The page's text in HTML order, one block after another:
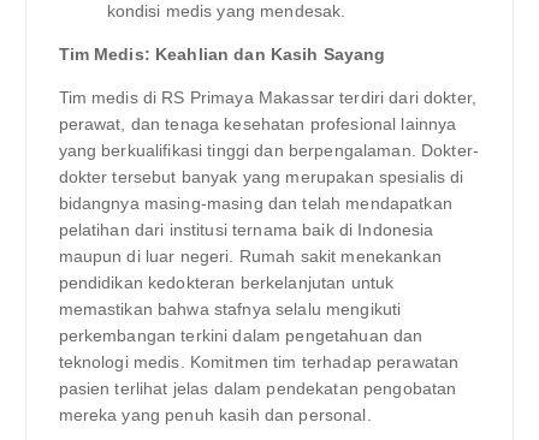
kondisi medis yang mendesak.
Tim Medis: Keahlian dan Kasih Sayang
Tim medis di RS Primaya Makassar terdiri dari dokter,
perawat, dan tenaga kesehatan profesional lainnya
yang berkualifikasi tinggi dan berpengalaman. Dokter-
dokter tersebut banyak yang merupakan spesialis di
bidangnya masing-masing dan telah mendapatkan
pelatihan dari institusi ternama baik di Indonesia
maupun di luar negeri. Rumah sakit menekankan
pendidikan kedokteran berkelanjutan untuk
memastikan bahwa stafnya selalu mengikuti
perkembangan terkini dalam pengetahuan dan
teknologi medis. Komitmen tim terhadap perawatan
pasien terlihat jelas dalam pendekatan pengobatan
mereka yang penuh kasih dan personal.